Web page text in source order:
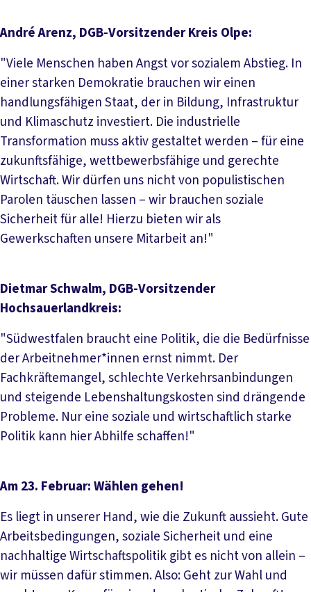
André Arenz, DGB-Vorsitzender Kreis Olpe:
"Viele Menschen haben Angst vor sozialem Abstieg. In
einer starken Demokratie brauchen wir einen
handlungsfähigen Staat, der in Bildung, Infrastruktur
und Klimaschutz investiert. Die industrielle
Transformation muss aktiv gestaltet werden – für eine
zukunftsfähige, wettbewerbsfähige und gerechte
Wirtschaft. Wir dürfen uns nicht von populistischen
Parolen täuschen lassen – wir brauchen soziale
Sicherheit für alle! Hierzu bieten wir als
Gewerkschaften unsere Mitarbeit an!"
Dietmar Schwalm, DGB-Vorsitzender
Hochsauerlandkreis:
"Südwestfalen braucht eine Politik, die die Bedürfnisse
der Arbeitnehmer*innen ernst nimmt. Der
Fachkräftemangel, schlechte Verkehrsanbindungen
und steigende Lebenshaltungskosten sind drängende
Probleme. Nur eine soziale und wirtschaftlich starke
Politik kann hier Abhilfe schaffen!"
Am 23. Februar: Wählen gehen!
Es liegt in unserer Hand, wie die Zukunft aussieht. Gute
Arbeitsbedingungen, soziale Sicherheit und eine
nachhaltige Wirtschaftspolitik gibt es nicht von allein –
wir müssen dafür stimmen. Also: Geht zur Wahl und